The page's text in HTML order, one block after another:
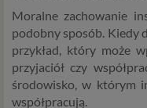
Moralne zachowanie
podobny sposób. Kiedy
przykład, który może
przyjaciół czy
środowisko, w którym
współpracują.